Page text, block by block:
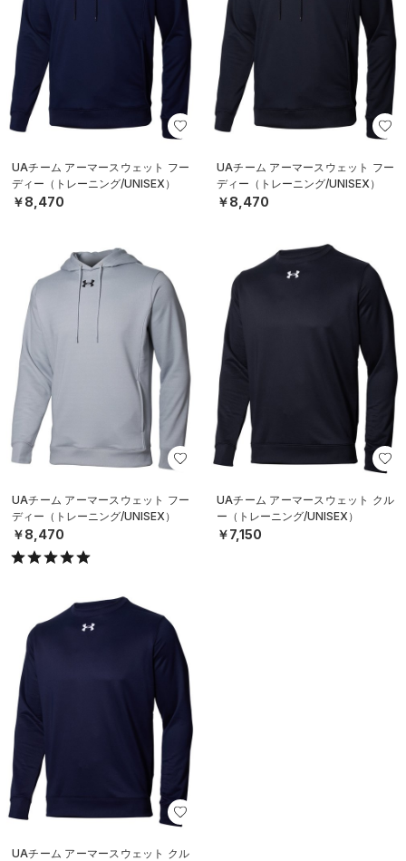
UAチーム アーマースウェット フー
ディー（トレーニング/UNISEX）
￥8,470
UAチーム アーマースウェット フー
ディー（トレーニング/UNISEX）
￥8,470
UAチーム アーマースウェット フー
ディー（トレーニング/UNISEX）
￥8,470
UAチーム アーマースウェット クル
ー（トレーニング/UNISEX）
￥7,150
UAチーム アーマースウェット クル